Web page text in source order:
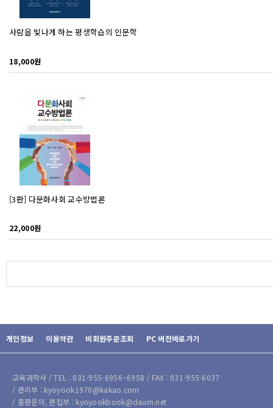
사람을 빛나게 하는 평생학습의 인문학
18,000원
[3판] 다문화사회 교수방법론
22,000원
개인정보 이용약관 비회원주문조회 PC 버전바로가기
교육과학사 / TEL : 031-955-6956~6958 / FAX : 031-955-6037
/ 관리부 : kyoyook1970@kakao.com
/ 출판문의, 편집부 : kyoyookbook@daum.net